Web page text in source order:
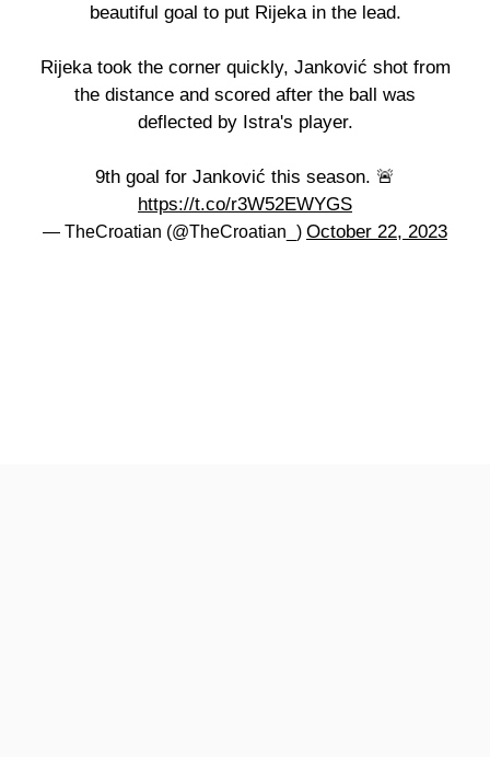
beautiful goal to put Rijeka in the lead.
Rijeka took the corner quickly, Janković shot from
the distance and scored after the ball was
deflected by Istra's player.
9th goal for Janković this season. 🚨
https://t.co/r3W52EWYGS
— TheCroatian (@TheCroatian_) October 22, 2023